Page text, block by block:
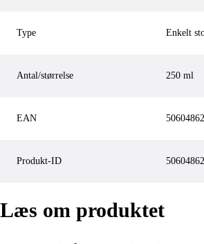
Type Enkelt
Antal/størrelse 250 ml
EAN
Produkt-ID
Læs om produktet